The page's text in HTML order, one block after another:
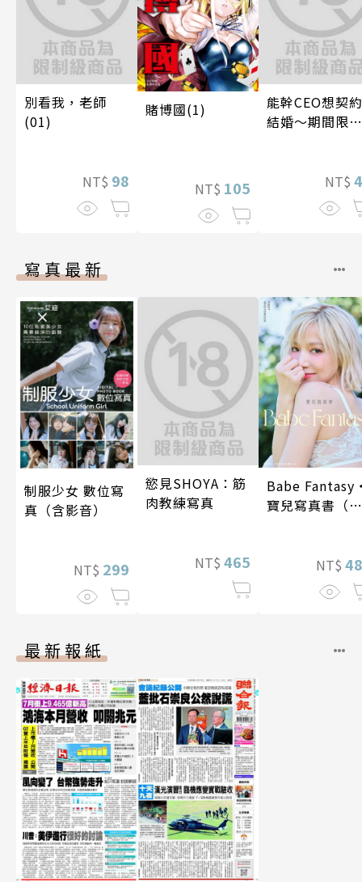
別看我，老師
(01)
NT$ 98
賭博國(1)
NT$ 105
能幹CEO想契約
結婚～期間限定
NT$
寫真最新
制服少女 數位寫
真（含影音）
NT$ 299
慾見SHOYA：筋
肉教練寫真
NT$ 465
Babe
寶兒寫真書（加
NT$
最新報紙